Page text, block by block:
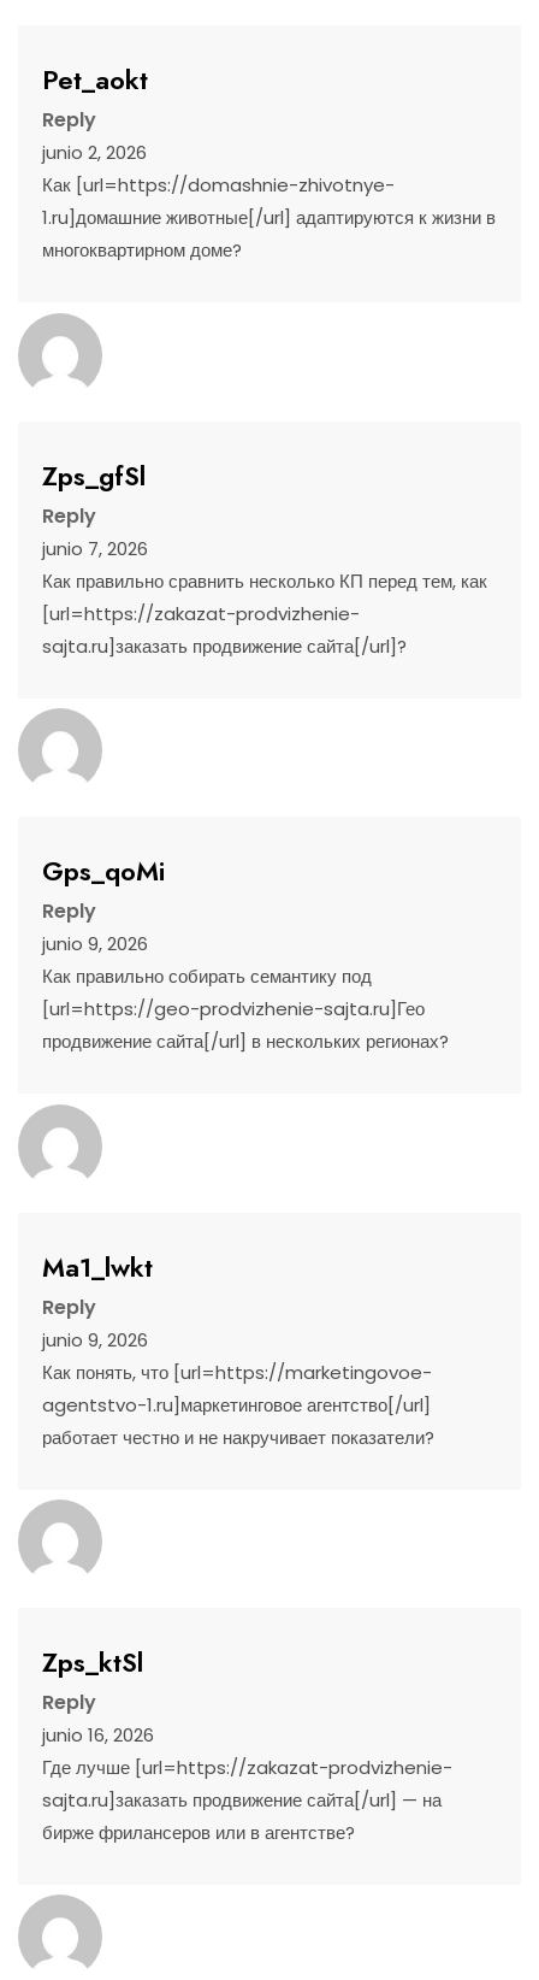
Pet_aokt
Reply
junio 2, 2026
Как [url=https://domashnie-zhivotnye-
1.ru]домашние животные[/url] адаптируются к жизни в
многоквартирном доме?
Zps_gfSl
Reply
junio 7, 2026
Как правильно сравнить несколько КП перед тем, как
[url=https://zakazat-prodvizhenie-
sajta.ru]заказать продвижение сайта[/url]?
Gps_qoMi
Reply
junio 9, 2026
Как правильно собирать семантику под
[url=https://geo-prodvizhenie-sajta.ru]Гео
продвижение сайта[/url] в нескольких регионах?
Ma1_lwkt
Reply
junio 9, 2026
Как понять, что [url=https://marketingovoe-
agentstvo-1.ru]маркетинговое агентство[/url]
работает честно и не накручивает показатели?
Zps_ktSl
Reply
junio 16, 2026
Где лучше [url=https://zakazat-prodvizhenie-
sajta.ru]заказать продвижение сайта[/url] — на
бирже фрилансеров или в агентстве?